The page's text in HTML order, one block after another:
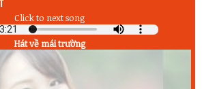
Click to next song
Hát về mái trường